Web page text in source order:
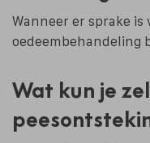
Wanneer er sprake
oedeembehandeling
Wat kun je